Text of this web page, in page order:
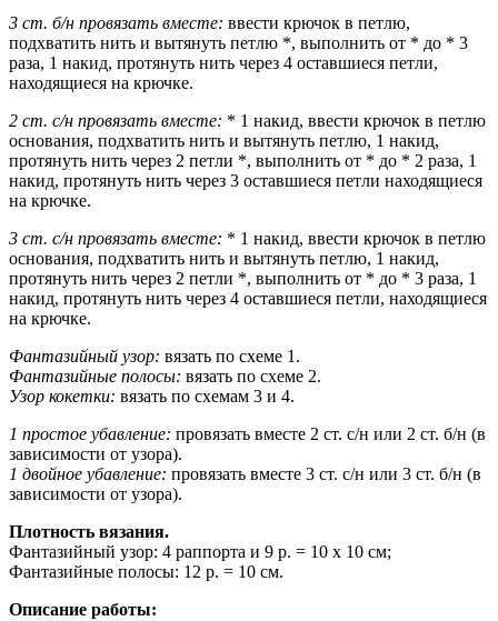
3 ст. б/н провязать вместе: ввести крючок в петлю,
подхватить нить и вытянуть петлю *, выполнить от * до * 3
раза, 1 накид, протянуть нить через 4 оставшиеся петли,
находящиеся на крючке.
2 ст. с/н провязать вместе: * 1 накид, ввести крючок в петлю
основания, подхватить нить и вытянуть петлю, 1 накид,
протянуть нить через 2 петли *, выполнить от * до * 2 раза, 1
накид, протянуть нить через 3 оставшиеся петли находящиеся
на крючке.
3 ст. с/н провязать вместе: * 1 накид, ввести крючок в петлю
основания, подхватить нить и вытянуть петлю, 1 накид,
протянуть нить через 2 петли *, выполнить от * до * 3 раза, 1
накид, протянуть нить через 4 оставшиеся петли, находящиеся
на крючке.
Фантазийный узор: вязать по схеме 1.
Фантазийные полосы: вязать по схеме 2.
Узор кокетки: вязать по схемам 3 и 4.
1 простое убавление: провязать вместе 2 ст. с/н или 2 ст. б/н (в
зависимости от узора).
1 двойное убавление: провязать вместе 3 ст. с/н или 3 ст. б/н (в
зависимости от узора).
Плотность вязания.
Фантазийный узор: 4 раппорта и 9 р. = 10 х 10 см;
Фантазийные полосы: 12 р. = 10 см.
Описание работы: